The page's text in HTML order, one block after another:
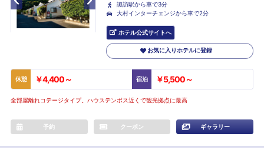
諏訪駅から車で3分
大村インターチェンジから車で2分
ホテル公式サイトへ
お気に入りホテルに登録
休憩 ￥4,400～ 宿泊 ￥5,500～
全部屋離れコテージタイプ。ハウステンボス近くで観光拠点に最高
予約 クーポン ギャラリー